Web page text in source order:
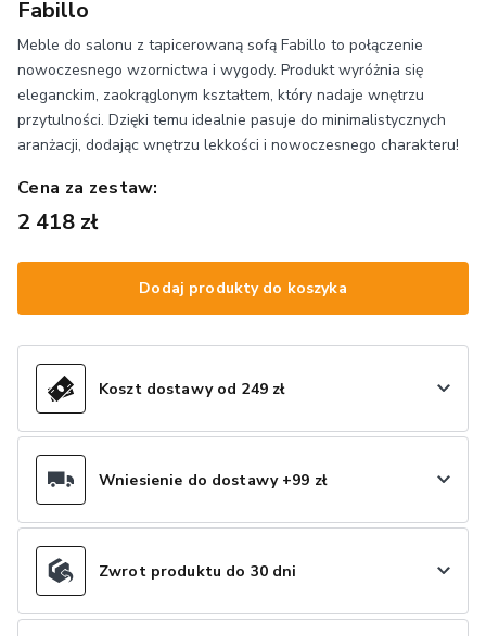
Fabillo
Meble do salonu z tapicerowaną sofą Fabillo to połączenie
nowoczesnego wzornictwa i wygody. Produkt wyróżnia się
eleganckim, zaokrąglonym kształtem, który nadaje wnętrzu
przytulności. Dzięki temu idealnie pasuje do minimalistycznych
aranżacji, dodając wnętrzu lekkości i nowoczesnego charakteru!
Cena za zestaw:
2 418 zł
Dodaj produkty do koszyka
Koszt dostawy od 249 zł
Wniesienie do dostawy +99 zł
Zwrot produktu do 30 dni